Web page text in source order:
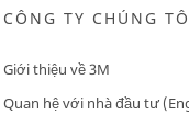
CÔNG TY CHÚNG
Giới thiệu về 3M
Quan hệ với nhà đầu tư